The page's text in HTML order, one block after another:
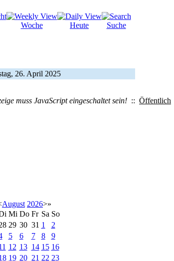
Woche Heute Suche
26. April 2025
muss JavaScript eingeschaltet sein! :: Öffentlich
August 2026>»
Mi Do Fr Sa So
29 30 31 1
2
5 6 7 8
9
12 13 14 15 16
19 20 21 22 23